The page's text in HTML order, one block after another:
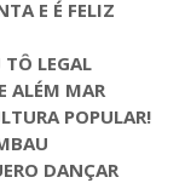
E É FELIZ
LEGAL
ALÉM MAR
POPULAR!
DANÇAR